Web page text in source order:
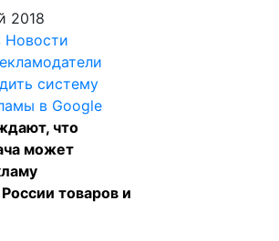
2018
Новости
что
может
товаров и